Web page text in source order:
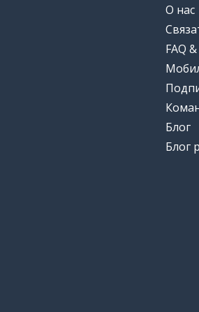
О нас
FAQ
Блог
Блог